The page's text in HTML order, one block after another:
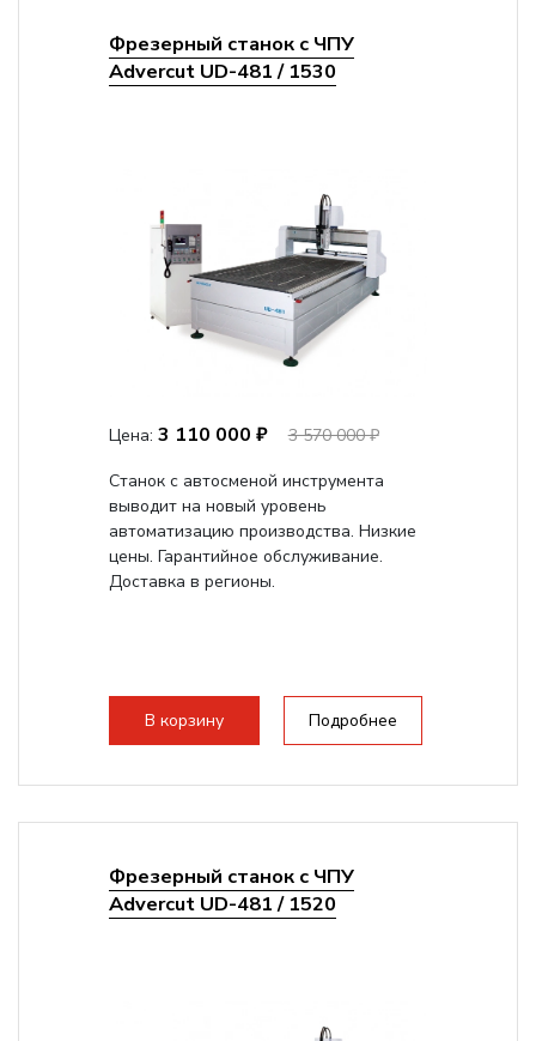
Фрезерный станок с ЧПУ
Advercut UD-481 / 1530
Цена: 3 110 000 ₽
3 570 000 ₽
Станок с автосменой инструмента
выводит на новый уровень
автоматизацию производства. Низкие
цены. Гарантийное обслуживание.
Доставка в регионы.
В корзину Подробнее
Фрезерный станок с ЧПУ
Advercut UD-481 / 1520